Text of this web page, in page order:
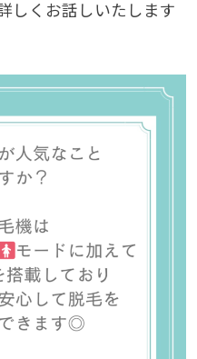
しくお話しいたします